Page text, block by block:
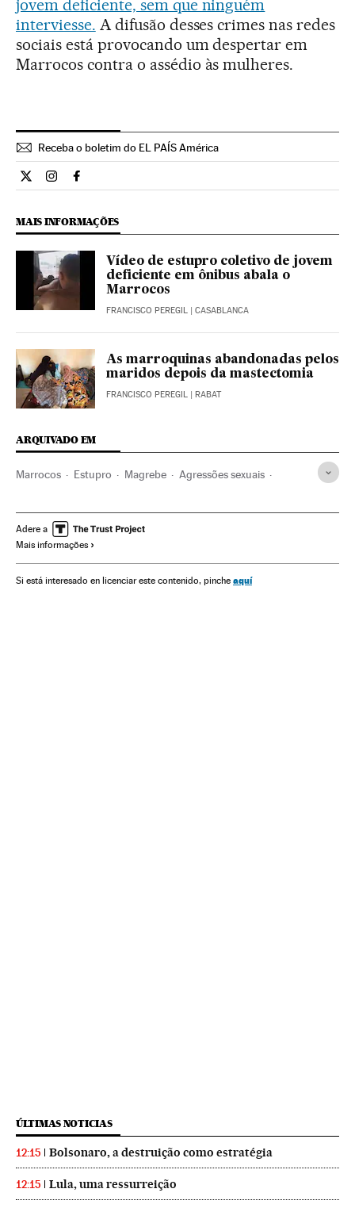
jovem deficiente, sem que ninguém
interviesse. A difusão desses crimes nas redes
sociais está provocando um despertar em
Marrocos contra o assédio às mulheres.
Receba o boletim do EL PAÍS América
Internacional El País Brasil en Twitter
Internacional El País Brasil en Instagram
Internacional El País Brasil en Facebook
MAIS INFORMAÇÕES
Vídeo de estupro coletivo de jovem
deficiente em ônibus abala o
Marrocos
FRANCISCO PEREGIL | CASABLANCA
As marroquinas abandonadas pelos
maridos depois da mastectomia
FRANCISCO PEREGIL | RABAT
ARQUIVADO EM
Marrocos Estupro Magrebe Agressões sexuais
Adere a
Mais informações
Si está interesado en licenciar este contenido, pinche aquí
ÚLTIMAS NOTICIAS
12:15 Bolsonaro, a destruição como estratégia
12:15 Lula, uma ressurreição